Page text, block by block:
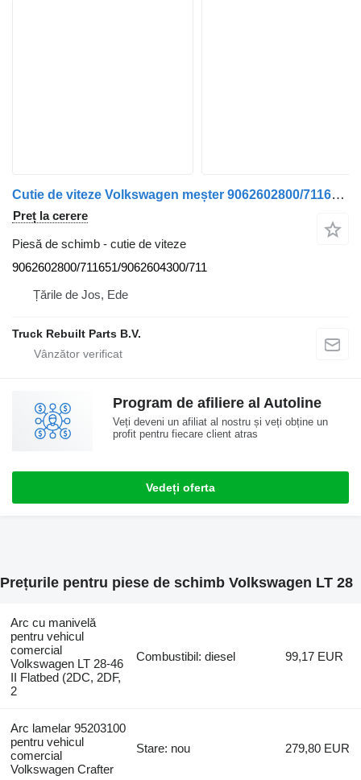
Cutie de viteze Volkswagen meșter 9062602800/711651/9062604300/711 pentru vehicul comercial
Preț la cerere
Piesă de schimb - cutie de viteze
9062602800/711651/9062604300/711
Țările de Jos, Ede
Truck Rebuilt Parts B.V.
Program de afiliere al Autoline
Veți deveni un afiliat al nostru și veți obține un
profit pentru fiecare client atras
Vedeți oferta
Prețurile pentru piese de schimb Volkswagen LT 28
Arc cu manivelă
pentru vehicul
comercial
Volkswagen LT 28-46
II Flatbed (2DC, 2DF,
2
Combustibil: diesel 99,17 EUR
Arc lamelar 95203100
pentru vehicul
comercial
Volkswagen Crafter
Stare: nou 279,80 EUR